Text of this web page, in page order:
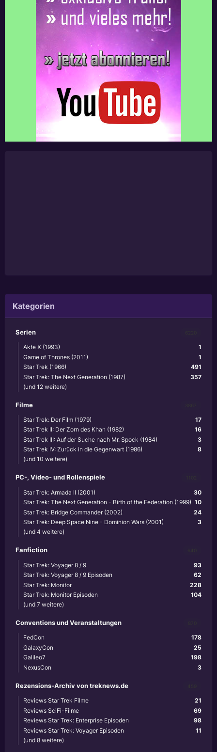
Kategorien
Serien
1
Akte X (1993)
1
Game of Thrones (2011)
491
Star Trek (1966)
357
Star Trek: The Next Generation (1987)
(und 12 weitere)
Filme
17
Star Trek: Der Film (1979)
16
Star Trek II: Der Zorn des Khan (1982)
3
Star Trek III: Auf der Suche nach Mr. Spock (1984)
8
Star Trek IV: Zurück in die Gegenwart (1986)
(und 10 weitere)
PC-, Video- und Rollenspiele
30
Star Trek: Armada II (2001)
10
Star Trek: The Next Generation - Birth of the Federation (1999)
24
Star Trek: Bridge Commander (2002)
3
Star Trek: Deep Space Nine - Dominion Wars (2001)
(und 4 weitere)
Fanfiction
93
Star Trek: Voyager 8 / 9
62
Star Trek: Voyager 8 / 9 Episoden
228
Star Trek: Monitor
104
Star Trek: Monitor Episoden
(und 7 weitere)
Conventions und Veranstaltungen
178
FedCon
25
GalaxyCon
198
Galileo7
3
NexusCon
Rezensions-Archiv von treknews.de
21
Reviews Star Trek Filme
69
Reviews SciFi-Filme
98
Reviews Star Trek: Enterprise Episoden
11
Reviews Star Trek: Voyager Episoden
(und 8 weitere)